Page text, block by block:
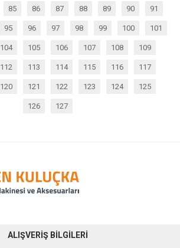
85 86 87 88 89 90 91
95 96 97 98 99 100 101
104 105 106 107 108 109
112 113 114 115 116 117
120 121 122 123 124 125
126 127
ALIŞVERİŞ BİLGİLERİ